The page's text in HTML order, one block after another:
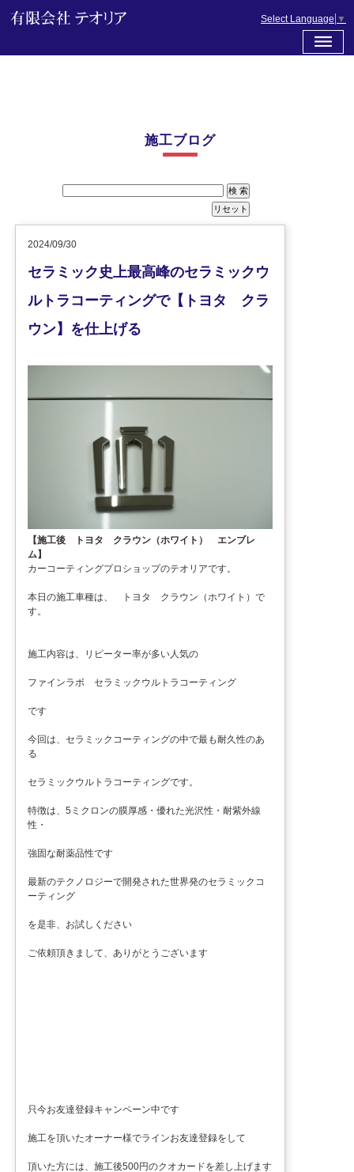
Select Language ▼
施工ブログ
2024/09/30
セラミック史上最高峰のセラミックウ
ルトラコーティングで【トヨタ クラ
ウン】を仕上げる
【施工後 トヨタ クラウン（ホワイト） エンブレ
ム】
カーコーティングプロショップのテオリアです。
本日の施工車種は、 トヨタ クラウン（ホワイト）で
す。
施工内容は、リピーター率が多い人気の
ファインラボ セラミックウルトラコーティング
です
今回は、セラミックコーティングの中で最も耐久性のあ
る
セラミックウルトラコーティングです。
特徴は、5ミクロンの膜厚感・優れた光沢性・耐紫外線
性・
強固な耐薬品性です
最新のテクノロジーで開発された世界発のセラミックコ
ーティング
を是非、お試しください
ご依頼頂きまして、ありがとうございます
只今お友達登録キャンペーン中です
施工を頂いたオーナー様でラインお友達登録をして
頂いた方には、施工後500円のクオカードを差し上げます